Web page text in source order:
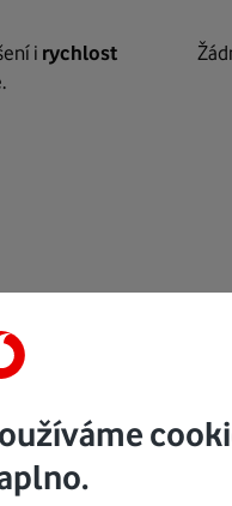
i rychlost